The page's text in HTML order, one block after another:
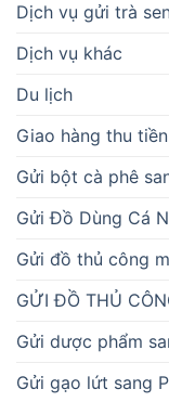
Dịch vụ gửi trà
Dịch vụ khác
Du lịch
Giao hàng thu tiền
Gửi bột cà phê
Gửi Đồ Dùng Cá
Gửi đồ thủ công
GỬI ĐỒ THỦ
Gửi dược phẩm
Gửi gạo lứt sang